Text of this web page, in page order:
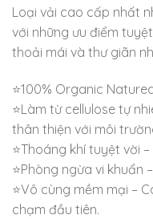
Loại vải cao cấp nhất
với những ưu điểm
thoải mái và thư giãn
⭐100% Organic
⭐Làm từ cellulose tự
thân thiện với môi
⭐Thoáng khí tuyệt vời
⭐Phòng ngừa vi
⭐Vô cùng mềm mại –
chạm đầu tiên.